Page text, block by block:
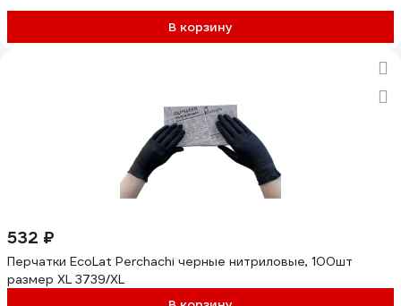
В корзину
532 ₽
Перчатки EcoLat Perchachi черные нитриловые, 100шт
размер XL 3739/XL